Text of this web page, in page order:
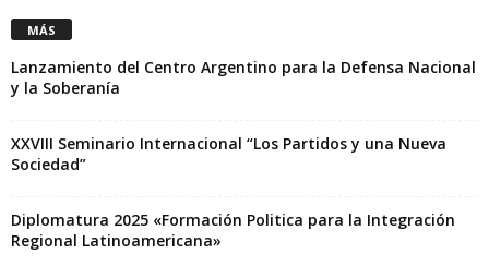
MÁS
Lanzamiento del Centro Argentino para la Defensa Nacional
y la Soberanía
XXVIII Seminario Internacional “Los Partidos y una Nueva
Sociedad”
Diplomatura 2025 «Formación Politica para la Integración
Regional Latinoamericana»